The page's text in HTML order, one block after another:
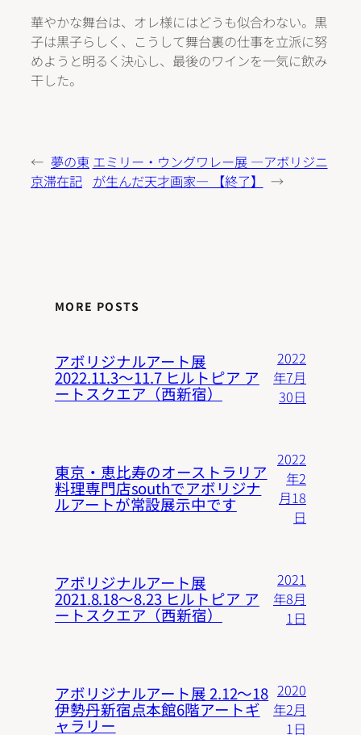
華やかな舞台は、オレ様にはどうも似合わない。黒
子は黒子らしく、こうして舞台裏の仕事を立派に努
めようと明るく決心し、最後のワインを一気に飲み
干した。
← 夢の東
京滞在記
エミリー・ウングワレー展 ―アボリジニ
が生んだ天才画家― 【終了】
→
MORE POSTS
アボリジナルアート展
2022.11.3〜11.7 ヒルトピア ア
ートスクエア（西新宿）
2022
年7月
30日
東京・恵比寿のオーストラリア
料理専門店southでアボリジナ
ルアートが常設展示中です
2022
年2
月18
日
アボリジナルアート展
2021.8.18〜8.23 ヒルトピア ア
ートスクエア（西新宿）
2021
年8月
1日
アボリジナルアート展 2.12〜18
伊勢丹新宿点本館6階アートギ
ャラリー
2020
年2月
1日